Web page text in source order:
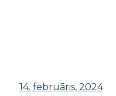
14. februāris, 2024